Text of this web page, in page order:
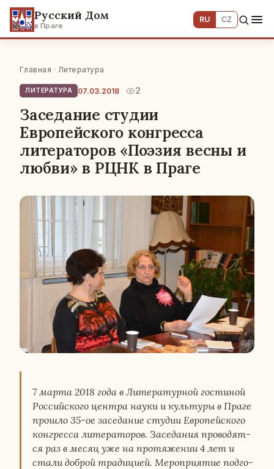
Русский Дом
в Праге
RU CZ
Главная · Литература
ЛИТЕРАТУРА 07.03.2018 2
Заседание студии
Европейского конгресса
литераторов «Поэзия весны и
любви» в РЦНК в Праге
7 марта 2018 года в Ли­те­ра­тур­ной го­сти­ной
Рос­сий­ско­го центра науки и куль­ту­ры в Праге
прошло 35-ое за­се­да­ние студии Ев­ро­пей­ско­го
кон­грес­са ли­те­ра­то­ров. За­се­да­ния про­во­дят­
ся раз в месяц уже на про­тя­же­нии 4 лет и
стали доброй тра­ди­ци­ей. Ме­ро­при­я­тие под­го­